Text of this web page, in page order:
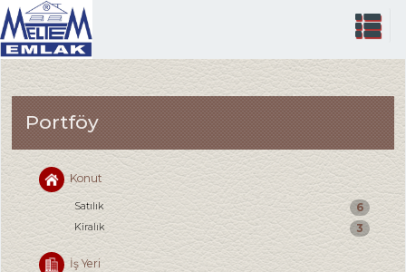
Portföy
Konut
Satılık 6
Kiralık 3
İş Yeri